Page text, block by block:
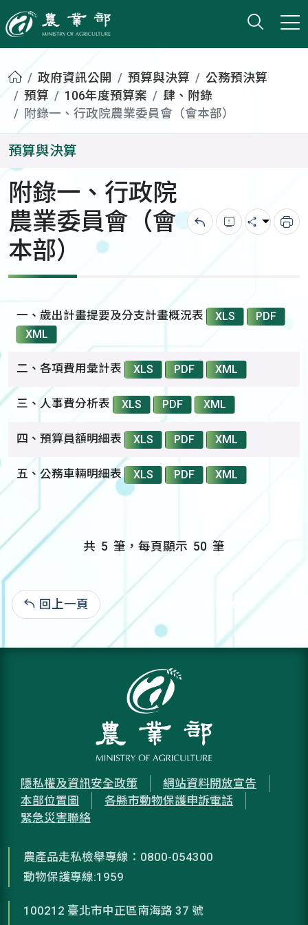
農業部
打開
小版
首頁政府資訊公開 預算與決算
公務預決算
預算
106年度預算案
肆、附錄
附錄一、行政院農業委員會（會本部）
預算與決算
附錄一、行政院
農業委員會（會
本部）
回上一頁錯誤回報
分享 列
一、歲出計畫提要及分支計畫概況表 XLS
PDF
XML
二、各項費用彙計表 XLS PDF XML
三、人事費分析表 XLS PDF XML
四、預算員額明細表 XLS PDF XML
五、公務車輛明細表 XLS PDF XML
共 5 筆，每頁顯示 50 筆
回上一頁
隱私權及資訊安全政策
網站資料開放宣告
本部位置圖
各縣市動物保護申訴電話
緊急災害聯絡
農產品走私檢舉專線：0800-054300
動物保護專線:1959
100212 臺北市中正區南海路 37 號